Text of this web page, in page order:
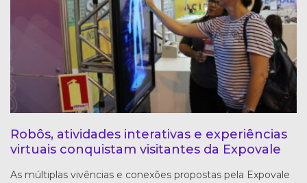
Robôs, atividades interativas e experiências
virtuais conquistam visitantes da Expovale
As múltiplas vivências e conexões propostas pela Expovale